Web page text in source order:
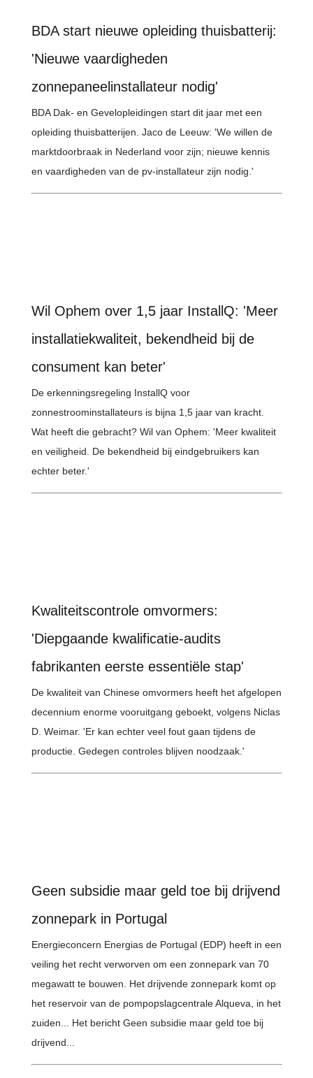
BDA start nieuwe opleiding thuisbatterij:
'Nieuwe vaardigheden
zonnepaneelinstallateur nodig'
BDA Dak- en Gevelopleidingen start dit jaar met een
opleiding thuisbatterijen. Jaco de Leeuw: 'We willen de
marktdoorbraak in Nederland voor zijn; nieuwe kennis
en vaardigheden van de pv-installateur zijn nodig.'
Wil Ophem over 1,5 jaar InstallQ: 'Meer
installatiekwaliteit, bekendheid bij de
consument kan beter'
De erkenningsregeling InstallQ voor
zonnestroominstallateurs is bijna 1,5 jaar van kracht.
Wat heeft die gebracht? Wil van Ophem: 'Meer kwaliteit
en veiligheid. De bekendheid bij eindgebruikers kan
echter beter.'
Kwaliteitscontrole omvormers:
'Diepgaande kwalificatie-audits
fabrikanten eerste essentiële stap'
De kwaliteit van Chinese omvormers heeft het afgelopen
decennium enorme vooruitgang geboekt, volgens Niclas
D. Weimar. 'Er kan echter veel fout gaan tijdens de
productie. Gedegen controles blijven noodzaak.'
Geen subsidie maar geld toe bij drijvend
zonnepark in Portugal
Energieconcern Energias de Portugal (EDP) heeft in een
veiling het recht verworven om een zonnepark van 70
megawatt te bouwen. Het drijvende zonnepark komt op
het reservoir van de pompopslagcentrale Alqueva, in het
zuiden... Het bericht Geen subsidie maar geld toe bij
drijvend...